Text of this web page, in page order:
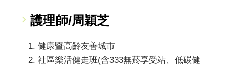
護理師/周穎芝
健康暨高齡友善城市
社區樂活健走班(含333無菸享受站、低碳健